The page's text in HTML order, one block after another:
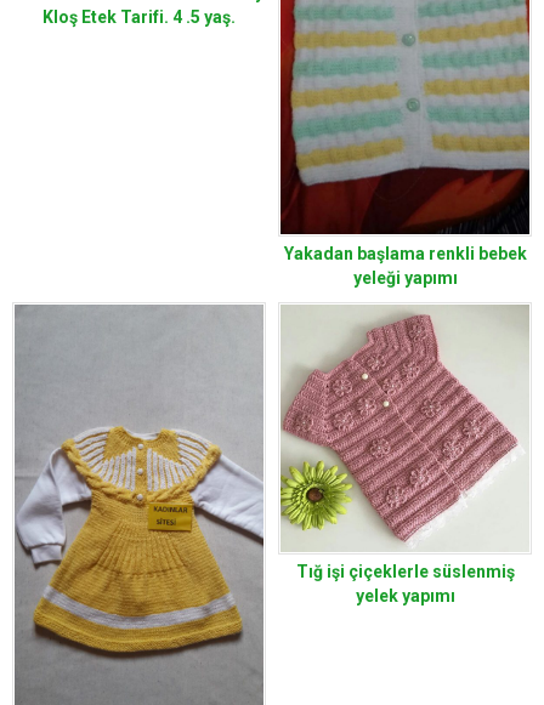
Kloş Etek Tarifi. 4 .5 yaş.
Yakadan başlama renkli bebek
yeleği yapımı
Tığ işi çiçeklerle süslenmiş
yelek yapımı